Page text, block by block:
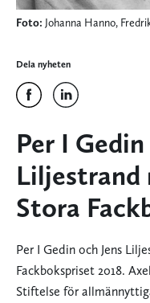
Foto: Johanna Hanno,
Dela nyheten
Per I Gedin
Liljestrand
Stora
Per I Gedin och Jens
Fackbokspriset 2018.
Stiftelse för